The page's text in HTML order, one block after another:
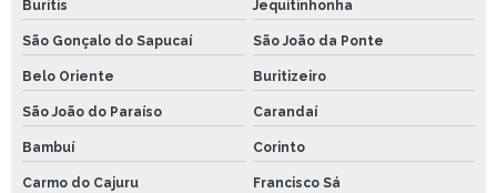
Buritis Jequitinhonha
São Gonçalo do Sapucaí São João da Ponte
Belo Oriente Buritizeiro
São João do Paraíso Carandaí
Bambuí Corinto
Carmo do Cajuru Francisco Sá